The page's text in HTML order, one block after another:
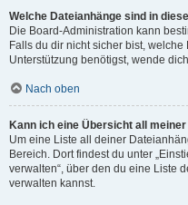
Welche Dateianhänge sind in
Die Board-Administration kann
Falls du dir nicht sicher bist,
Unterstützung benötigst, wende
Nach oben
Kann ich eine Übersicht all
Um eine Liste all deiner
Bereich. Dort findest du unter
verwalten“, über den du eine Liste
verwalten kannst.